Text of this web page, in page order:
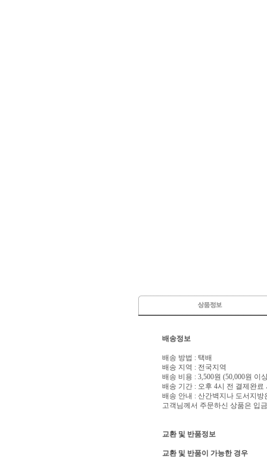
배송정보
배송 방법 : 택배
배송 지역 : 전국지역
배송 비용 : 3,500원 (50,000원 이
배송 기간 : 오후 4시 전 결제완료
배송 안내 : 산간벽지나 도서지
고객님께서 주문하신 상품은 입
교환 및 반품정보
교환 및 반품이 가능한 경우